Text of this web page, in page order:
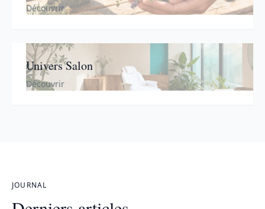
Découvrir
Univers Salon
Découvrir
JOURNAL